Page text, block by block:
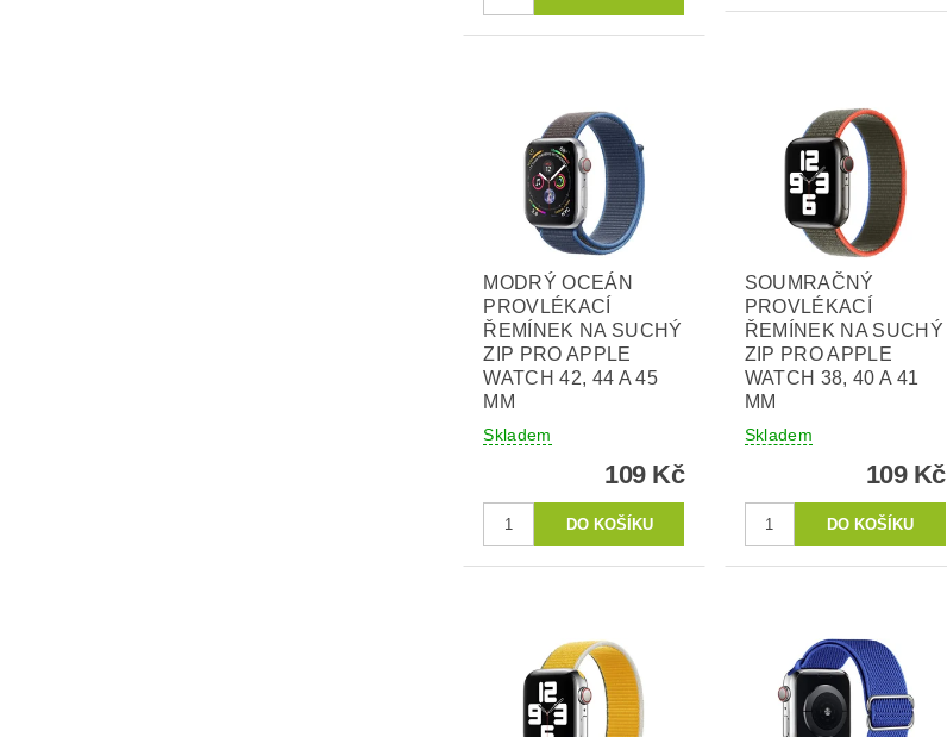
MODRÝ OCEÁN
PROVLÉKACÍ
ŘEMÍNEK NA SUCHÝ
ZIP PRO APPLE
WATCH 42, 44 A 45
MM
Skladem
109 Kč
SOUMRAČNÝ
PROVLÉKACÍ
ŘEMÍNEK NA SUCHÝ
ZIP PRO APPLE
WATCH 38, 40 A 41
MM
Skladem
109 Kč